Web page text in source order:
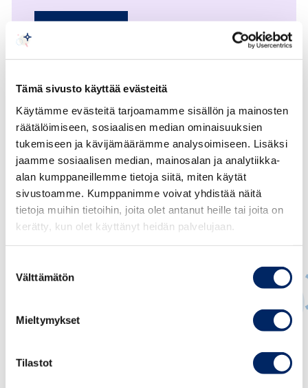
Tämä sivusto käyttää evästeitä
Käytämme evästeitä tarjoamamme sisällön ja mainosten
räätälöimiseen, sosiaalisen median ominaisuuksien
tukemiseen ja kävijämäärämme analysoimiseen. Lisäksi
jaamme sosiaalisen median, mainosalan ja analytiikka-
alan kumppaneillemme tietoja siitä, miten käytät
sivustoamme. Kumppanimme voivat yhdistää näitä
tietoja muihin tietoihin, joita olet antanut heille tai joita on
kerätty, kun olet käyttänyt heidän palvelujaan.
valinta
Välttämätön
Mieltymykset
Tilastot
LUE KATSAUS
JOHTAJA, KANSAINVÄLISET ASIAT; MAAJOHTAJA,